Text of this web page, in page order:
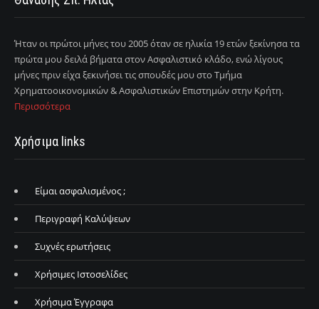
Ήταν οι πρώτοι μήνες του 2005 όταν σε ηλικία 19 ετών ξεκίνησα τα
πρώτα μου δειλά βήματα στον Ασφαλιστικό κλάδο, ενώ λίγους
μήνες πριν είχα ξεκινήσει τις σπουδές μου στο Τμήμα
Χρηματοοικονομικών & Ασφαλιστικών Επιστημών στην Κρήτη.
Περισσότερα
Χρήσιμα links
Είμαι ασφαλισμένος ;
Περιγραφή Καλύψεων
Συχνές ερωτήσεις
Χρήσιμες Ιστοσελίδες
Χρήσιμα Έγγραφα